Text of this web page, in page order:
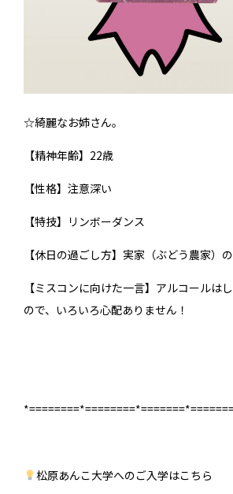
☆綺麗なお姉さん。
【精神年齢】22歳
【性格】注意深い
【特技】リンボーダンス
【休日の過ごし方】実家（ぶどう農家）
【ミスコンに向けた一言】アルコールは
ので、いろいろ心配ありません！
松原あんこ大学へのご入学はこちら